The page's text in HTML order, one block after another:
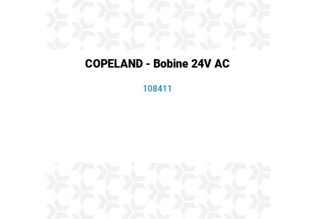
COPELAND - Bobine 24V AC
108411